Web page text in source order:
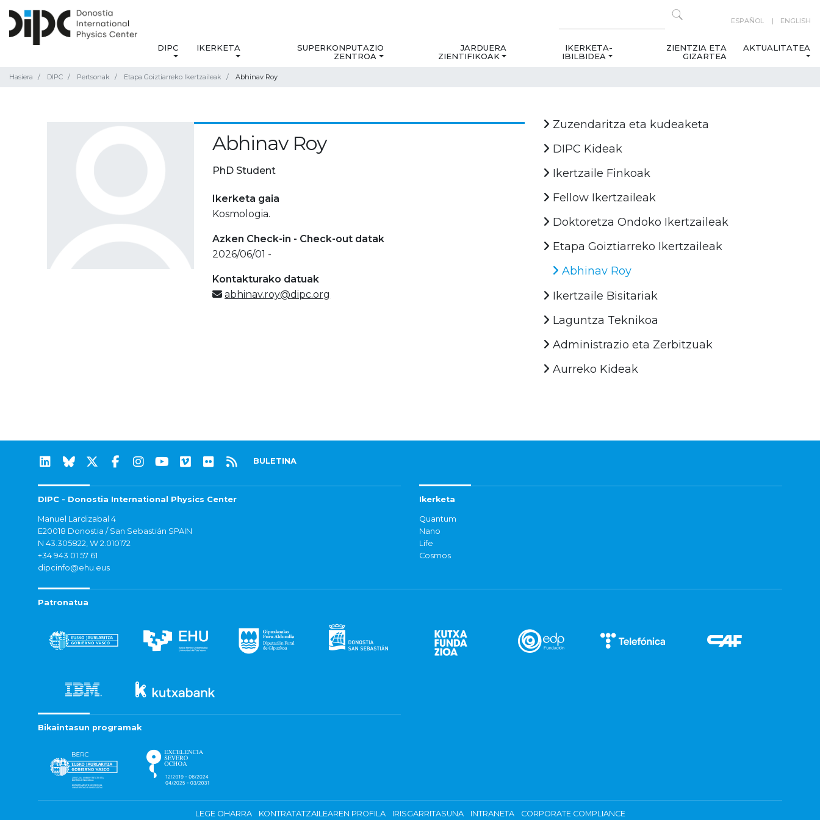
ESPAÑOL ENGLISH
DIPC IKERKETA
SUPERKONPUTAZIO
ZENTROA
JARDUERA
ZIENTIFIKOAK
IKERKETA-
IBILBIDEA
ZIENTZIA ETA
GIZARTEA
AKTUALITATEA
Hasiera DIPC Pertsonak Etapa Goiztiarreko Ikertzaileak Abhinav Roy
Abhinav Roy
PhD Student
Ikerketa gaia
Kosmologia.
Azken Check-in - Check-out datak
2026/06/01 -
Kontakturako datuak
abhinav.roy@dipc.org
Zuzendaritza eta kudeaketa
DIPC Kideak
Ikertzaile Finkoak
Fellow Ikertzaileak
Doktoretza Ondoko Ikertzaileak
Etapa Goiztiarreko Ikertzaileak
Abhinav Roy
Ikertzaile Bisitariak
Laguntza Teknikoa
Administrazio eta Zerbitzuak
Aurreko Kideak
BULETINA
DIPC - Donostia International Physics Center
Manuel Lardizabal 4
E20018 Donostia / San Sebastián SPAIN
N 43.305822, W 2.010172
+34 943 01 57 61
dipcinfo@ehu.eus
Ikerketa
Quantum
Nano
Life
Cosmos
Patronatua
Bikaintasun programak
LEGE OHARRA KONTRATATZAILEAREN PROFILA IRISGARRITASUNA INTRANETA CORPORATE COMPLIANCE